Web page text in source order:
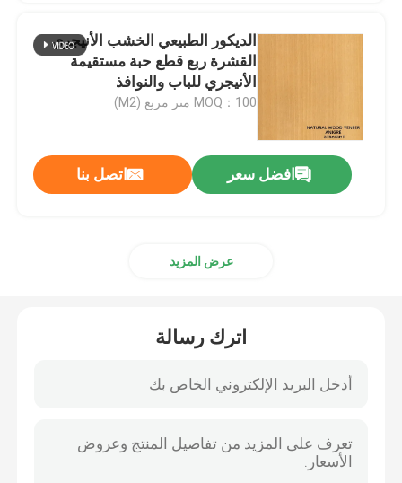
قشرة خشب هندسية
قشرة خشب مصبوغة
مجلس الخشب الرقائقي الهوى
الديكور الطبيعي الخشب الأنيجري
القشرة ربع قطع حبة مستقيمة
الأنيجري للباب والنوافذ
MOQ：100 متر مربع (M2)
افضل سعر اتصل بنا
عرض المزيد
اترك رسالة